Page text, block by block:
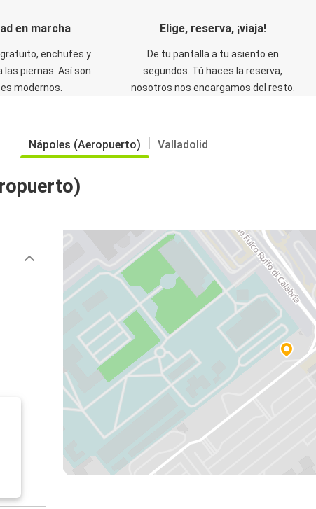
en marcha
enchufes y
las piernas. Así son
modernos.
Elige, reserva, ¡viaja!
De tu pantalla a tu asiento en
segundos. Tú haces la reserva,
nosotros nos encargamos del resto.
Nápoles (Aeropuerto) Valladolid